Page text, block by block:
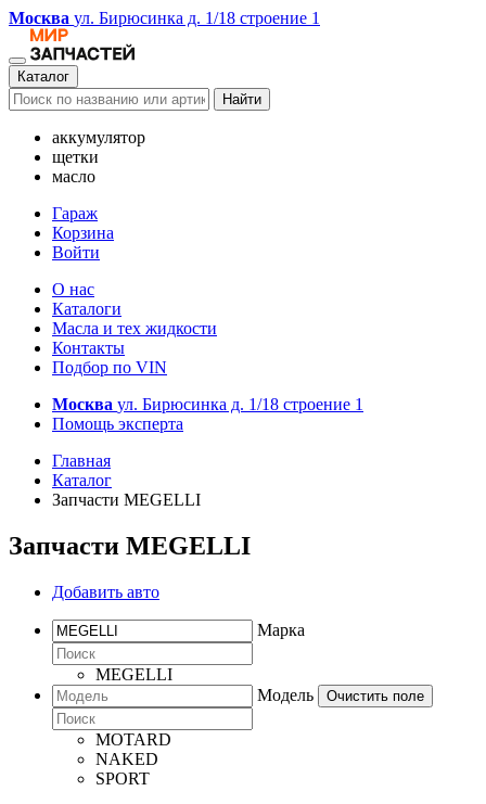
Москва ул. Бирюсинка д. 1/18 строение 1
Каталог
Найти
аккумулятор
щетки
масло
Гараж
Корзина
Войти
О нас
Каталоги
Масла и тех жидкости
Контакты
Подбор по VIN
Москва ул. Бирюсинка д. 1/18 строение 1
Помощь эксперта
Главная
Каталог
Запчасти MEGELLI
Запчасти MEGELLI
Добавить авто
Марка
MEGELLI
Модель
Очистить поле
MOTARD
NAKED
SPORT